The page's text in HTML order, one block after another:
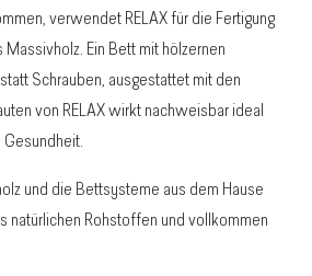
verwendet RELAX für die Fertigung
Ein Bett mit hölzernen
Schrauben, ausgestattet mit den
von RELAX wirkt nachweisbar ideal
Gesundheit.
und die Bettsysteme aus dem Hause
natürlichen Rohstoffen und vollkommen